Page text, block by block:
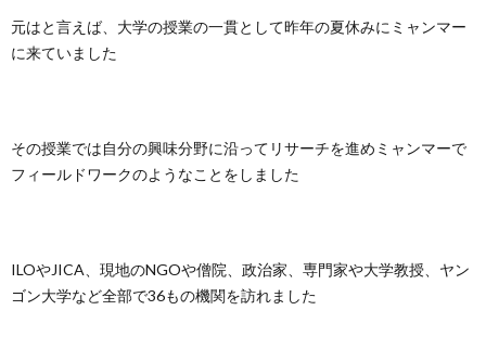
元はと言えば、大学の授業の一貫として昨年の夏休みにミャンマー
に来ていました
その授業では自分の興味分野に沿ってリサーチを進めミャンマーで
フィールドワークのようなことをしました
ILOやJICA、現地のNGOや僧院、政治家、専門家や大学教授、ヤン
ゴン大学など全部で36もの機関を訪れました